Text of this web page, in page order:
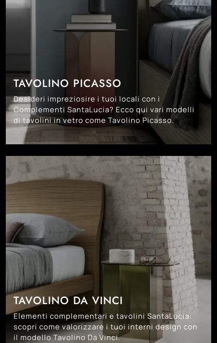
TAVOLINO PICASSO
Desideri impreziosire i tuoi locali con i
Complementi SantaLucia? Ecco qui vari modelli
di tavolini in vetro come Tavolino Picasso.
TAVOLINO DA VINCI
Elementi complementari e tavolini SantaLucia:
scopri come valorizzare i tuoi interni design con
il modello Tavolino Da Vinci.